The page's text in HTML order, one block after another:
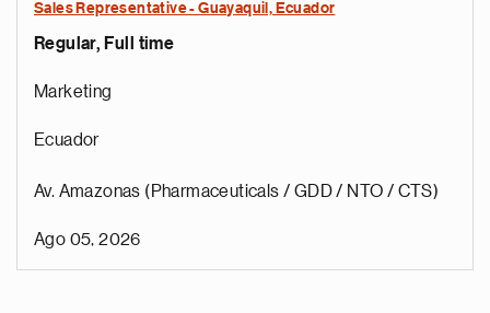
Sales Representative - Guayaquil, Ecuador
Regular, Full time
Marketing
Ecuador
Av. Amazonas (Pharmaceuticals / GDD / NTO / CTS)
Ago 05, 2026